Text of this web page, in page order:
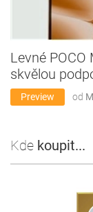
Levné
skvělou
Preview od
Kde koupit...